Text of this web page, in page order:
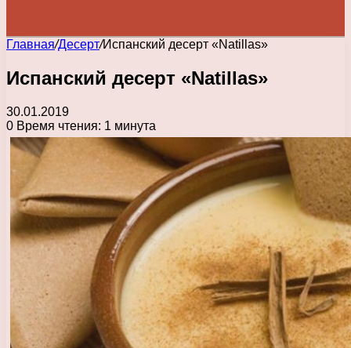
Главная/Десерт/Испанский десерт «Natillas»
Испанский десерт «Natillas»
30.01.2019
0 Время чтения: 1 минута